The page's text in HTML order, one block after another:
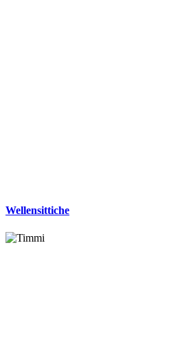
Wellensittiche